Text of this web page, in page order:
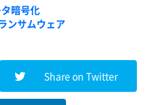
タ暗号化
ンサムウェア
Share on Twitter